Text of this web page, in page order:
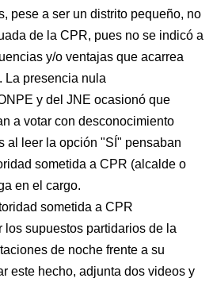
pese a ser un distrito pequeño, no
de la CPR, pues no se indicó a
y/o ventajas que acarrea
La presencia nula
y del JNE ocasionó que
a votar con desconocimiento
al leer la opción "SÍ" pensaban
sometida a CPR (alcalde o
en el cargo.
sometida a CPR
los supuestos partidarios de la
de noche frente a su
este hecho, adjunta dos videos y